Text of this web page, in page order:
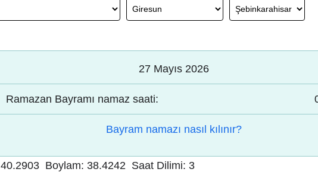
27 Mayıs 2026
Ramazan Bayramı namaz saati:
Bayram namazı nasıl kılınır?
40.2903 Boylam: 38.4242 Saat Dilimi: 3